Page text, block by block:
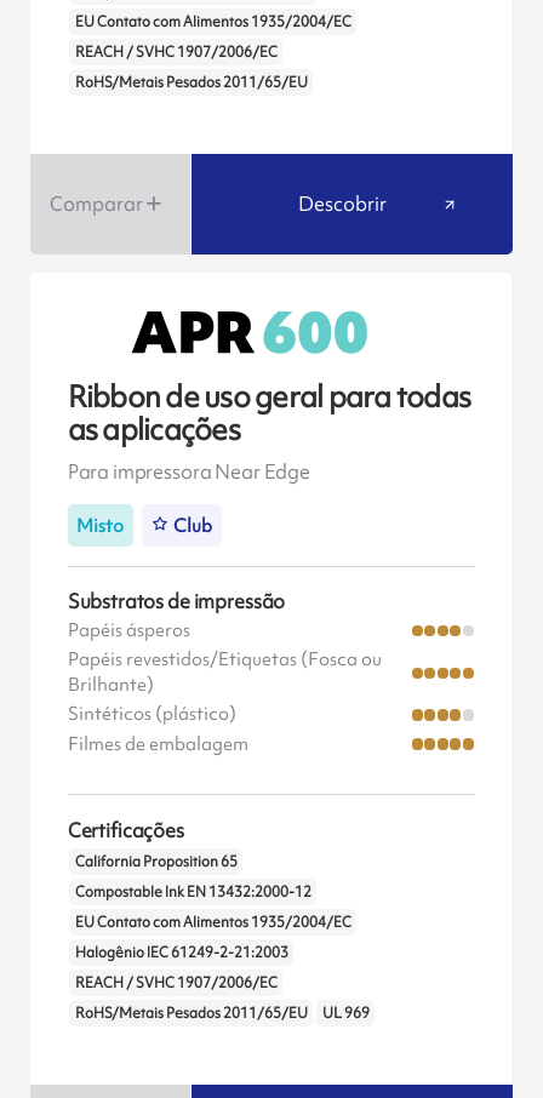
EU Contato com Alimentos 1935/2004/EC
REACH / SVHC 1907/2006/EC
RoHS/Metais Pesados 2011/65/EU
Comparar Descobrir
Ribbon de uso geral para todas
as aplicações
Para impressora Near Edge
Misto Club
Substratos de impressão
Papéis ásperos
Papéis revestidos/Etiquetas (Fosca ou
Brilhante)
Sintéticos (plástico)
Filmes de embalagem
Certificações
California Proposition 65
Compostable Ink EN 13432:2000-12
EU Contato com Alimentos 1935/2004/EC
Halogênio IEC 61249-2-21:2003
REACH / SVHC 1907/2006/EC
RoHS/Metais Pesados 2011/65/EU
UL 969